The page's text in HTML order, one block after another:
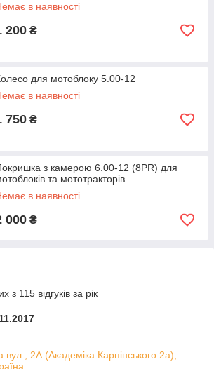
в наявності
200 ₴
для мотоблоку 5.00-12
в наявності
750 ₴
з камерою 6.00-12 (8PR) для
та мототракторів
в наявності
000 ₴
з 115 відгуків за рік
вул., 2А (Академіка Карпінського 2а),